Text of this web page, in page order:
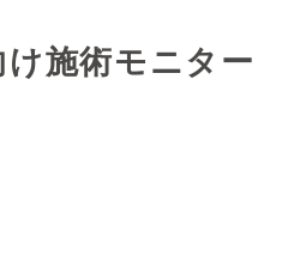
施術モニター